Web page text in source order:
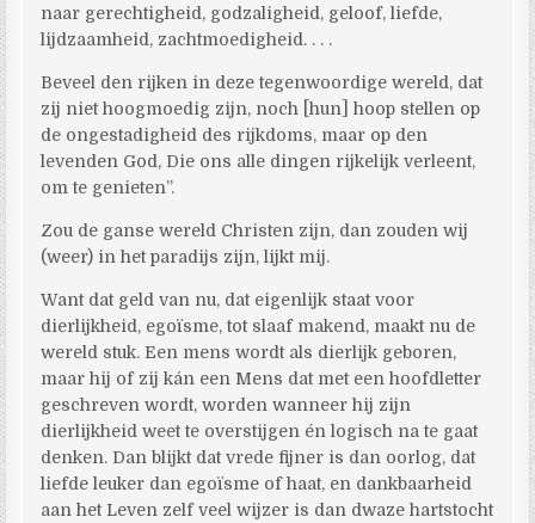
naar gerechtigheid, godzaligheid, geloof, liefde,
lijdzaamheid, zachtmoedigheid. . . .
Beveel den rijken in deze tegenwoordige wereld, dat
zij niet hoogmoedig zijn, noch [hun] hoop stellen op
de ongestadigheid des rijkdoms, maar op den
levenden God, Die ons alle dingen rijkelijk verleent,
om te genieten”.
Zou de ganse wereld Christen zijn, dan zouden wij
(weer) in het paradijs zijn, lijkt mij.
Want dat geld van nu, dat eigenlijk staat voor
dierlijkheid, egoïsme, tot slaaf makend, maakt nu de
wereld stuk. Een mens wordt als dierlijk geboren,
maar hij of zij kán een Mens dat met een hoofdletter
geschreven wordt, worden wanneer hij zijn
dierlijkheid weet te overstijgen én logisch na te gaat
denken. Dan blijkt dat vrede fijner is dan oorlog, dat
liefde leuker dan egoïsme of haat, en dankbaarheid
aan het Leven zelf veel wijzer is dan dwaze hartstocht